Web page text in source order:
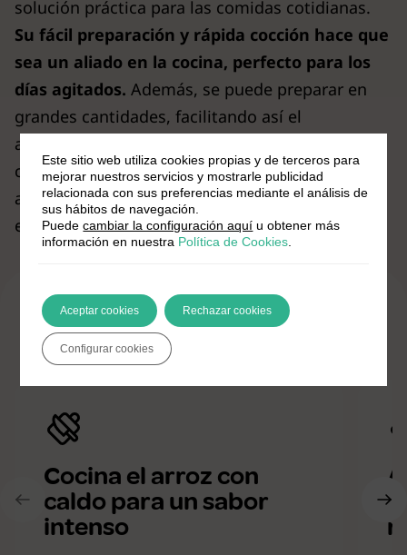
solución práctica para las comidas cotidianas.
Su fácil preparación y rápida cocción hace que
sea un aliado en la cocina, perfecto para los
días agitados. Además, se puede preparar en
grandes cantidades, facilitando así el
aprovechamiento de sobras y la planificación de
comidas semanales. Todo esto contribuye a una
alimentación más variada y menos estresante
en el día a día.
Trucos de cocina
Cocina el arroz con
caldo para un sabor
intenso
Este sitio web utiliza cookies propias y de terceros para
mejorar nuestros servicios y mostrarle publicidad
relacionada con sus preferencias mediante el análisis de
sus hábitos de navegación.
Puedecambiar la configuración aquí u obtener más
información en nuestra Política de Cookies
Aceptar cookies Rechazar cookies
Configurar cookies